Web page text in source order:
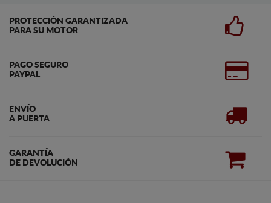
PROTECCIÓN GARANTIZADA
PARA SU MOTOR
PAGO SEGURO
PAYPAL
ENVÍO
A PUERTA
GARANTÍA
DE DEVOLUCIÓN